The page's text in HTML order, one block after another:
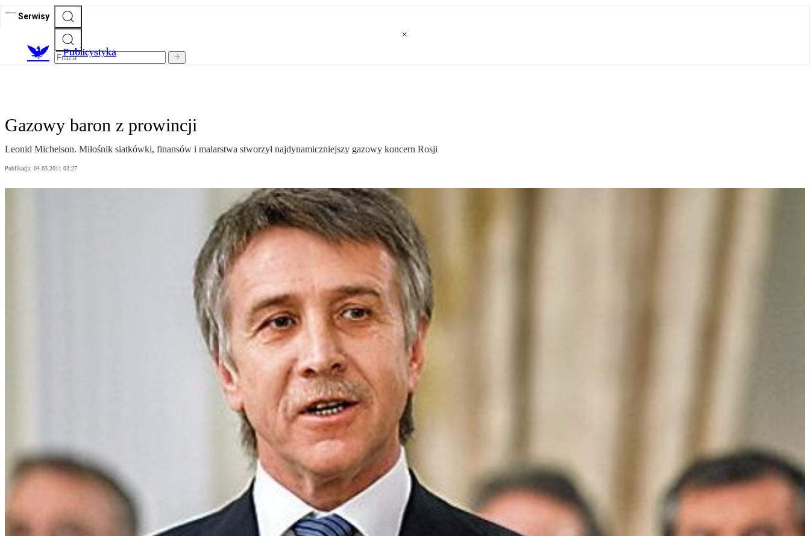
Serwisy
Publicystyka
Gazowy baron z prowincji
Leonid Michelson. Miłośnik siatkówki, finansów i malarstwa stworzył najdynamiczniejszy gazowy koncern Rosji
Publikacja: 04.03.2011 03:27